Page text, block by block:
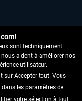
sont techniquement
aident à améliorer nos
utilisateur.
sur Accepter tout. Vous
les paramètres de
votre sélection à tout